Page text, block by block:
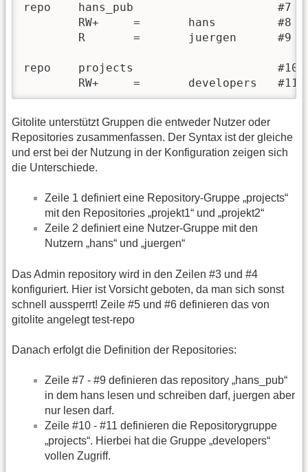
repo 	hans_pub                     #7
        R       =       juergen      #9
repo	projects	             #10
	RW+	=	developers   #11
Gitolite unterstützt Gruppen die entweder Nutzer oder
Repositories zusammenfassen. Der Syntax ist der gleiche
und erst bei der Nutzung in der Konfiguration zeigen sich
die Unterschiede.
Zeile 1 definiert eine Repository-Gruppe „projects“
mit den Repositories „projekt1“ und „projekt2“
Zeile 2 definiert eine Nutzer-Gruppe mit den
Nutzern „hans“ und „juergen“
Das Admin repository wird in den Zeilen #3 und #4
konfiguriert. Hier ist Vorsicht geboten, da man sich sonst
schnell aussperrt! Zeile #5 und #6 definieren das von
gitolite angelegt test-repo
Danach erfolgt die Definition der Repositories:
Zeile #7 - #9 definieren das repository „hans_pub“
in dem hans lesen und schreiben darf, juergen aber
nur lesen darf.
Zeile #10 - #11 definieren die Repositorygruppe
„projects“. Hierbei hat die Gruppe „developers“
vollen Zugriff.